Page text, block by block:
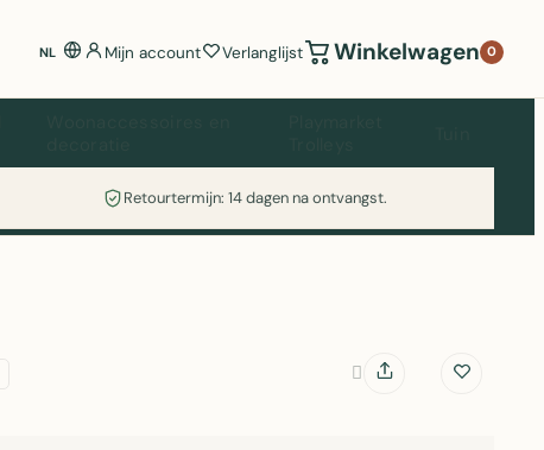
NL Mijn account Verlanglijst Winkelwagen 0
Retourtermijn: 14 dagen na ontvangst.